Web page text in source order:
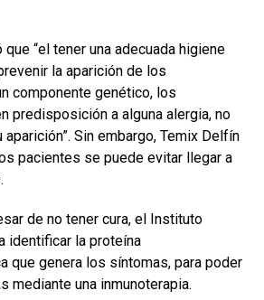
“el tener una adecuada higiene
la aparición de los
componente genético, los
predisposición a alguna alergia, no
Sin embargo, Temix Delfín
pacientes se puede evitar llegar a
de no tener cura, el Instituto
identificar la proteína
que genera los síntomas, para poder
mediante una inmunoterapia.